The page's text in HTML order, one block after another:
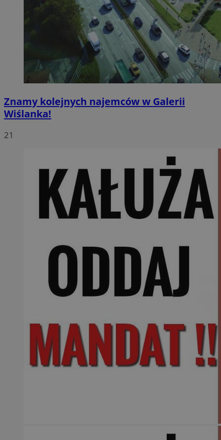
Znamy kolejnych najemców w Galerii
Wiślanka!
21